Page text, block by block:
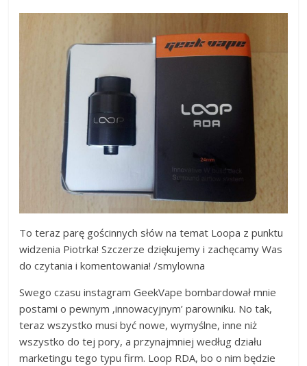
To teraz parę gościnnych słów na temat Loopa z punktu
widzenia Piotrka! Szczerze dziękujemy i zachęcamy Was
do czytania i komentowania! /smylowna
Swego czasu instagram GeekVape bombardował mnie
postami o pewnym ‚innowacyjnym’ parowniku. No tak,
teraz wszystko musi być nowe, wymyślne, inne niż
wszystko do tej pory, a przynajmniej według działu
marketingu tego typu firm. Loop RDA, bo o nim będzie